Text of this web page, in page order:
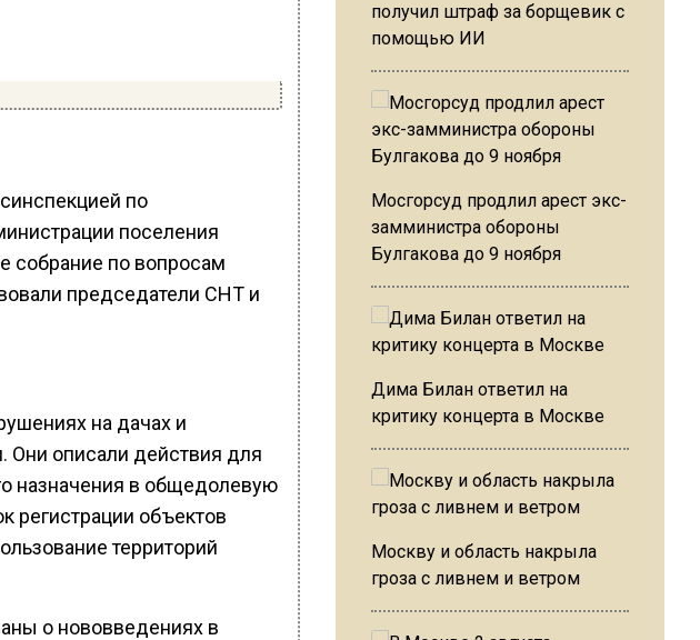
по
поселения
собрание по вопросам
председатели СНТ и
на дачах и
Они описали действия для
назначения в общедолевую
регистрации объектов
территорий
о нововведениях в
получил штраф за борщевик с
помощью ИИ
Мосгорсуд продлил арест экс-
замминистра обороны
Булгакова до 9 ноября
Дима Билан ответил на
критику концерта в Москве
Москву и область накрыла
гроза с ливнем и ветром